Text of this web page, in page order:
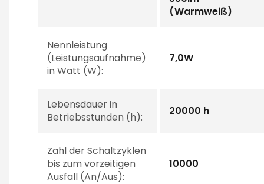
(Warmweiß)
Nennleistung
(Leistungsaufnahme)
in Watt (W):
7,0W
Lebensdauer in
Betriebsstunden (h):
20000 h
Zahl der Schaltzyklen
bis zum vorzeitigen
Ausfall (An/Aus):
10000